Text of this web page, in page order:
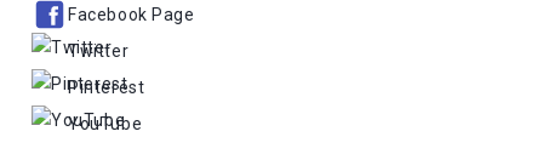
Facebook Page
Twitter
Pinterest
YouTube